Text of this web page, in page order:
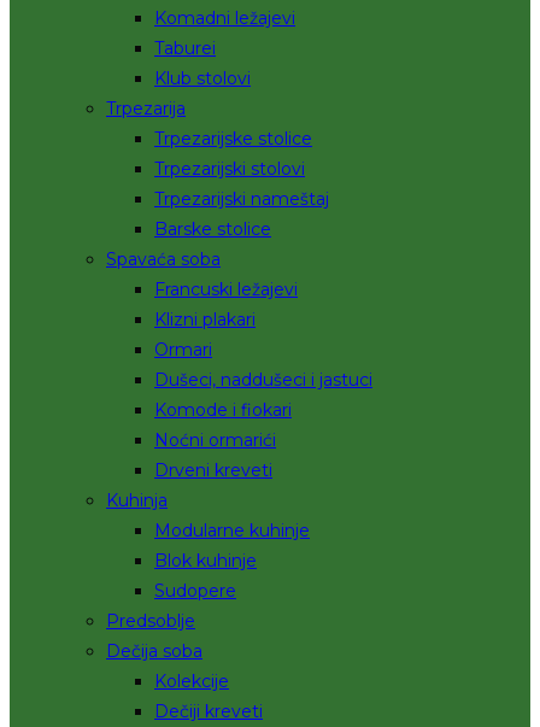
Komadni ležajevi
Taburei
Klub stolovi
Trpezarija
Trpezarijske stolice
Trpezarijski stolovi
Trpezarijski nameštaj
Barske stolice
Spavaća soba
Francuski ležajevi
Klizni plakari
Ormari
Dušeci, naddušeci i jastuci
Komode i fiokari
Noćni ormarići
Drveni kreveti
Kuhinja
Modularne kuhinje
Blok kuhinje
Sudopere
Predsoblje
Dečija soba
Kolekcije
Dečiji kreveti